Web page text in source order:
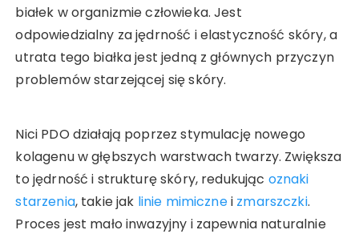
białek w organizmie człowieka. Jest
odpowiedzialny za jędrność i elastyczność skóry, a
utrata tego białka jest jedną z głównych przyczyn
problemów starzejącej się skóry.
Nici PDO działają poprzez stymulację nowego
kolagenu w głębszych warstwach twarzy. Zwiększa
to jędrność i strukturę skóry, redukując oznaki
starzenia, takie jak linie mimicznei zmarszczki.
Proces jest mało inwazyjny i zapewnia naturalnie